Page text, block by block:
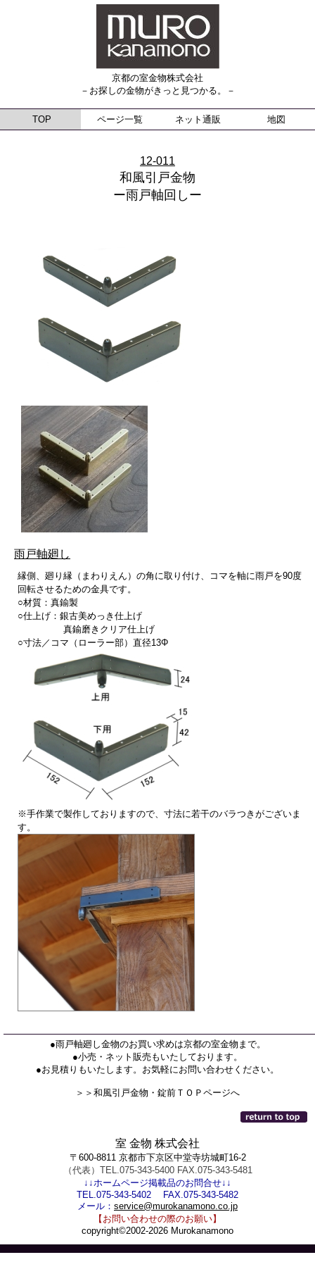
京都の室金物株式会社
－お探しの金物がきっと見つかる。－
TOP ページ一覧 ネット通販 地図
12-011
和風引戸金物
ー雨戸軸回しー
雨戸軸廻し
縁側、廻り縁（まわりえん）の角に取り付け、コマを軸に雨戸を90度
回転させるための金具です。
○材質：真鍮製
○仕上げ：銀古美めっき仕上げ
真鍮磨きクリア仕上げ
○寸法／コマ（ローラー部）直径13Φ
※手作業で製作しておりますので、寸法に若干のバラつきがございま
す。
●雨戸軸廻し金物のお買い求めは京都の室金物まで。
●小売・ネット販売もいたしております。
●お見積りもいたします。お気軽にお問い合わせください。
＞＞和風引戸金物・錠前ＴＯＰページへ
室 金物 株式会社
〒600-8811 京都市下京区中堂寺坊城町16-2
（代表）TEL.075-343-5400 FAX.075-343-5481
↓↓ホームページ掲載品のお問合せ↓↓
TEL.075-343-5402 FAX.075-343-5482
メール： service@murokanamono.co.jp
【お問い合わせの際のお願い】
copyright©2002-2026 Murokanamono